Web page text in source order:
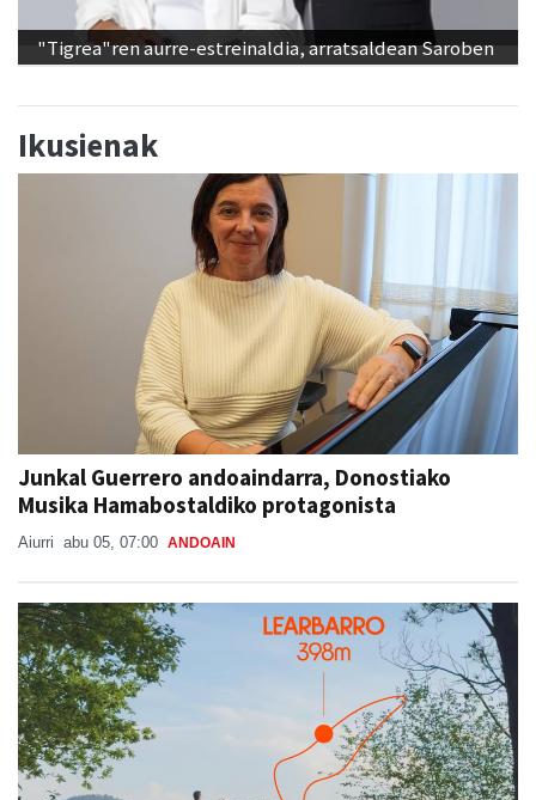
"Tigrea"ren aurre-estreinaldia, arratsaldean Saroben
Ikusienak
Junkal Guerrero andoaindarra, Donostiako
Musika Hamabostaldiko protagonista
Aiurri abu 05, 07:00 ANDOAIN